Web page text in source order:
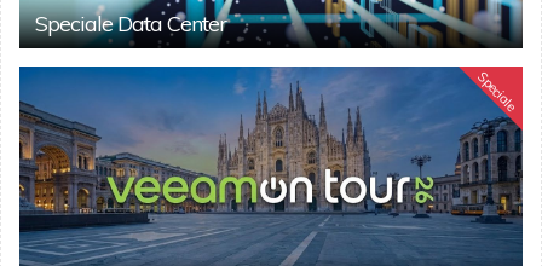
Speciale Data Center
Speciale